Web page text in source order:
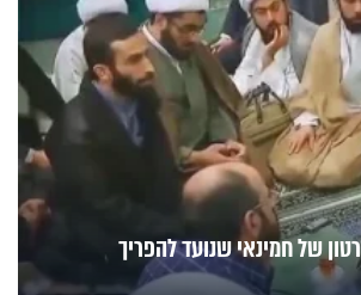
של חמינאי שנועד להפריך